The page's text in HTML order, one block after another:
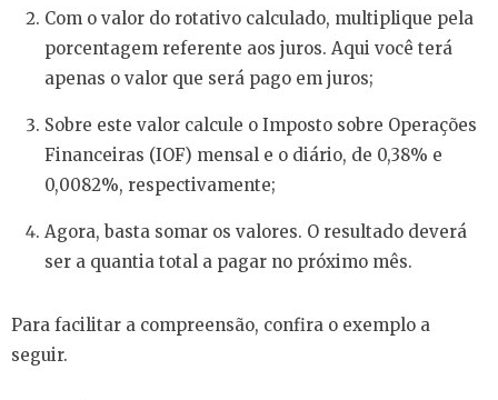
Com o valor do rotativo calculado, multiplique pela
porcentagem referente aos juros. Aqui você terá
apenas o valor que será pago em juros;
Sobre este valor calcule o Imposto sobre Operações
Financeiras (IOF) mensal e o diário, de 0,38% e
0,0082%, respectivamente;
Agora, basta somar os valores. O resultado deverá
ser a quantia total a pagar no próximo mês.
Para facilitar a compreensão, confira o exemplo a
seguir.